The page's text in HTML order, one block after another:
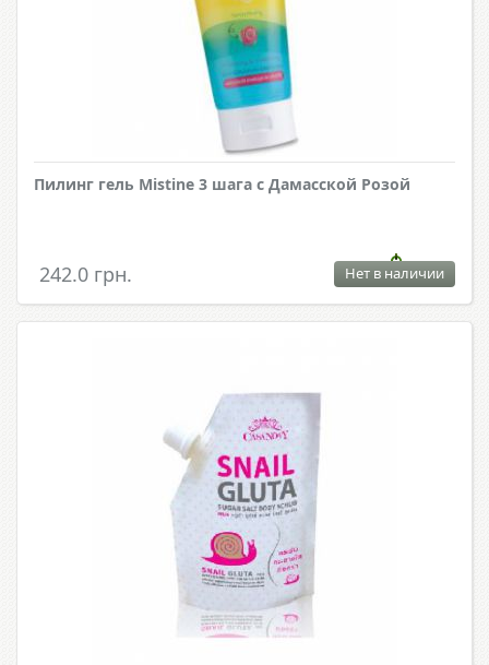
Пилинг гель Mistine 3 шага с Дамасской Розой
242.0 грн. Нет в наличии